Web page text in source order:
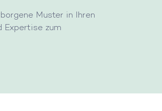
Muster in Ihren
Expertise zum